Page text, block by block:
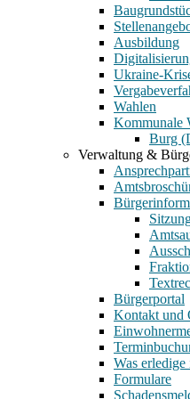
Ausbildung
Ukraine-
Wahlen
Kommunale
Burg
Verwaltung &
Bürgerportal
Kontakt und
Was
Formulare